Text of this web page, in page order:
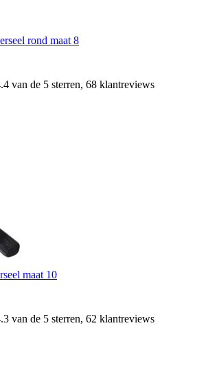
rond maat 8
van de 5 sterren, 68 klantreviews
maat 10
van de 5 sterren, 62 klantreviews